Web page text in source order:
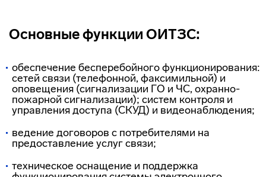
Основные функции ОИТЗС:
обеспечение бесперебойного функционирования:
сетей связи (телефонной, факсимильной) и
оповещения (сигнализации ГО и ЧС, охранно-
пожарной сигнализации); систем контроля и
управления доступа (СКУД) и видеонаблюдения;
ведение договоров с потребителями на
предоставление услуг связи;
техническое оснащение и поддержка